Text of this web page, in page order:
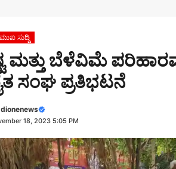
ಸುದ್ದಿ
ಮತ್ತು ಬೆಳೆವಿಮೆ
ಸಂಘ ಪ್ರತಿಭಟನೆ
18, 2023 5:05 PM